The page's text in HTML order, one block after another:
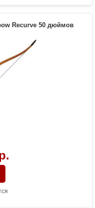
Recurve 50 дюймов